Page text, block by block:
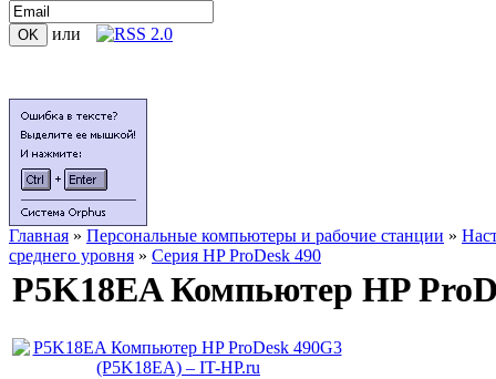
или
Главная » Персональные компьютеры и рабочие станции »
среднего уровня » Серия HP ProDesk 490
P5K18EA Компьютер HP